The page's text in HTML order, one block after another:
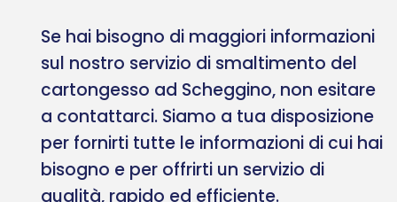
Se hai bisogno di maggiori informazioni
sul nostro servizio di smaltimento del
cartongesso ad Scheggino, non esitare
a contattarci. Siamo a tua disposizione
per fornirti tutte le informazioni di cui hai
bisogno e per offrirti un servizio di
qualità, rapido ed efficiente.